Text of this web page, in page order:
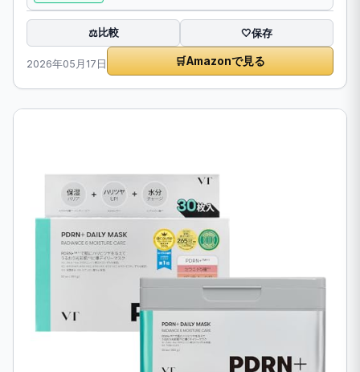
⚖️比較 🤍保存
2026年05月17日 🛒Amazonで見る